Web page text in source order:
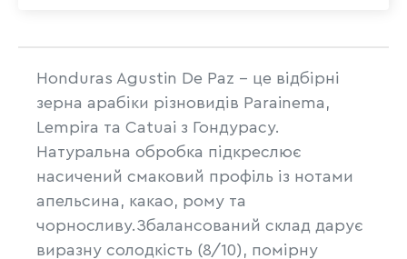
Honduras Agustin De Paz – це відбірні
зерна арабіки різновидів Parainema,
Lempira та Catuai з Гондурасу.
Натуральна обробка підкреслює
насичений смаковий профіль із нотами
апельсина, какао, рому та
чорносливу.Збалансований склад дарує
виразну солодкість (8/10), помірну